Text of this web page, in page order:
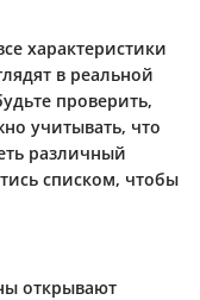
характеристики
в реальной
проверить,
учитывать, что
различный
списком, чтобы
открывают